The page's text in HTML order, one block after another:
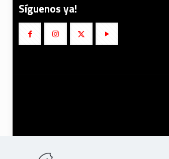
Síguenos ya!